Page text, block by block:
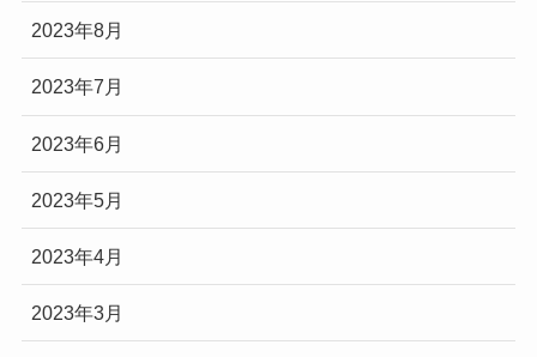
2023年8月
2023年7月
2023年6月
2023年5月
2023年4月
2023年3月